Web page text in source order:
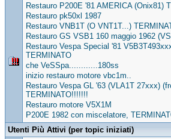
Restauro P200E '81 AMERICA (Onix81)
Restauro pk50xl 1987
Restauro VNB1T (O VNT1T...)
Restauro GS VSB1 160 maggio 1962
Restauro Vespa Special '81
TERMINATO
che VeSSpa............180ss
inizio restauro motore vbc1m..
Restauro Vespa GL '63 (VLA1T 27xxx)
TERMINATO!!!!!!!
Restauro motore V5X1M
P200E 1982 con miscelatore,
Utenti Più Attivi (per topic iniziati)